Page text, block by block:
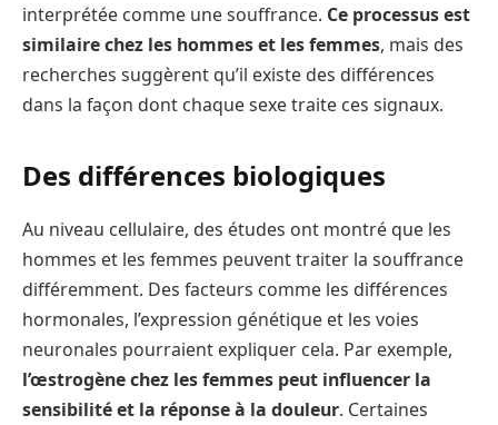
interprétée comme une souffrance. Ce processus est
similaire chez les hommes et les femmes, mais des
recherches suggèrent qu’il existe des différences
dans la façon dont chaque sexe traite ces signaux.
Des différences biologiques
Au niveau cellulaire, des études ont montré que les
hommes et les femmes peuvent traiter la souffrance
différemment. Des facteurs comme les différences
hormonales, l’expression génétique et les voies
neuronales pourraient expliquer cela. Par exemple,
l’œstrogène chez les femmes peut influencer la
sensibilité et la réponse à la douleur. Certaines